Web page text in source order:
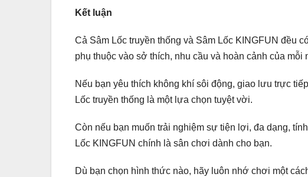
Kết luận
Cả Sâm Lốc truyền thống và Sâm Lốc KINGFUN đều
phụ thuộc vào sở thích, nhu cầu và hoàn cảnh của mỗi
Nếu bạn yêu thích không khí sôi động, giao lưu trực
Lốc truyền thống là một lựa chọn tuyệt vời.
Còn nếu bạn muốn trải nghiệm sự tiện lợi, đa dạng,
Lốc KINGFUN chính là sân chơi dành cho bạn.
Dù bạn chọn hình thức nào, hãy luôn nhớ chơi một